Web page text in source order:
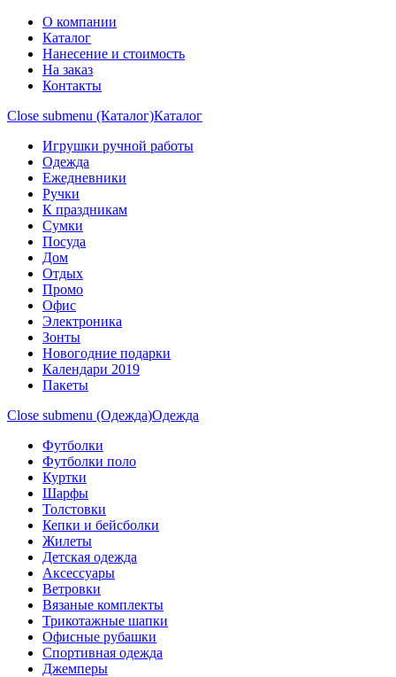
О компании
Каталог
Нанесение и стоимость
На заказ
Контакты
Close submenu (Каталог)Каталог
Игрушки ручной работы
Одежда
Ежедневники
Ручки
К праздникам
Сумки
Посуда
Дом
Отдых
Промо
Офис
Электроника
Зонты
Новогодние подарки
Календари 2019
Пакеты
Close submenu (Одежда)Одежда
Футболки
Футболки поло
Куртки
Шарфы
Толстовки
Кепки и бейсболки
Жилеты
Детская одежда
Аксессуары
Ветровки
Вязаные комплекты
Трикотажные шапки
Офисные рубашки
Спортивная одежда
Джемперы